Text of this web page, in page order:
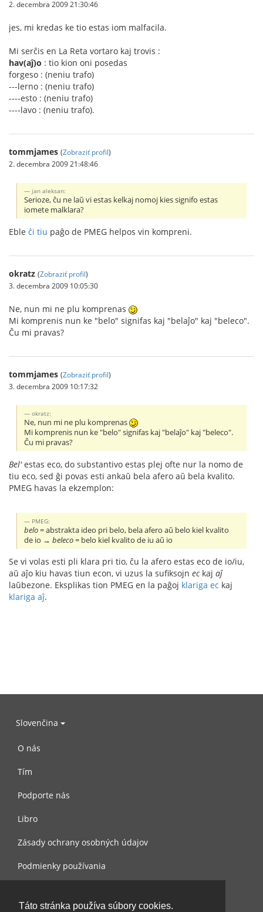
Táto stránka používa súbory cookies.
2. decembra 2009 21:30:46
jes, mi kredas ke tio estas iom malfacila.
Mi serĉis en La Reta vortaro kaj trovis :
hav(aĵ)o : tio kion oni posedas
forgeso : (neniu trafo)
---lerno : (neniu trafo)
----esto : (neniu trafo)
----lavo : (neniu trafo).
tommjames (Zobraziť profil)
2. decembra 2009 21:48:46
jan aleksan:
Serioze, ĉu ne laŭ vi estas kelkaj nomoj kies signifo estas
iomete malklara?
Eble ĉi tiu paĝo de PMEG helpos vin kompreni.
okratz (Zobraziť profil)
3. decembra 2009 10:05:30
Ne, nun mi ne plu komprenas
Mi komprenis nun ke "belo" signifas kaj "belaĵo" kaj "beleco".
Ĉu mi pravas?
tommjames (Zobraziť profil)
3. decembra 2009 10:17:32
okratz:
Ne, nun mi ne plu komprenas
Mi komprenis nun ke "belo" signifas kaj "belaĵo" kaj "beleco".
Ĉu mi pravas?
Bel'estas eco, do substantivo estas plej ofte nur la nomo de
tiu eco, sed ĝi povas esti ankaŭ bela afero aŭ bela kvalito.
PMEG havas la ekzemplon:
PMEG:
belo= abstrakta ideo pri belo, bela afero aŭ belo kiel kvalito
de io →beleco= belo kiel kvalito de iu aŭ io
Se vi volas esti pli klara pri tio, ĉu la afero estas eco de io/iu,
aŭ aĵo kiu havas tiun econ, vi uzus la sufiksojn eckaj aĵ
laŭbezone. Eksplikas tion PMEG en la paĝoj klariga ec kaj
klariga aĵ.
Slovenčina
O nás
Tím
Podporte nás
Libro
Zásady ochrany osobných údajov
Podmienky používania